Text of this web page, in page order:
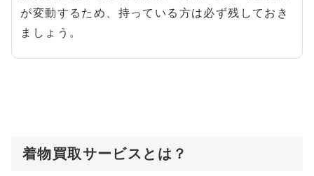
が変動するため、持っている方は必ず残しておき
ましょう。
着物買取サービスとは？